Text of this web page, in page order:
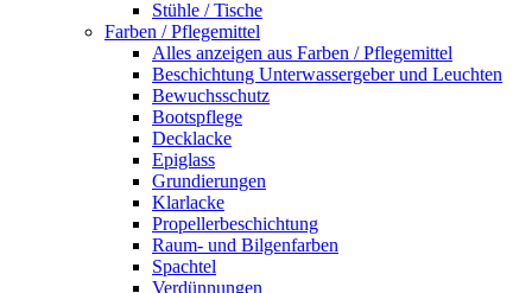
Stühle / Tische
Farben / Pflegemittel
Alles anzeigen aus Farben / Pflegemittel
Beschichtung Unterwassergeber und Leuchten
Bewuchsschutz
Bootspflege
Decklacke
Epiglass
Grundierungen
Klarlacke
Propellerbeschichtung
Raum- und Bilgenfarben
Spachtel
Verdünnungen